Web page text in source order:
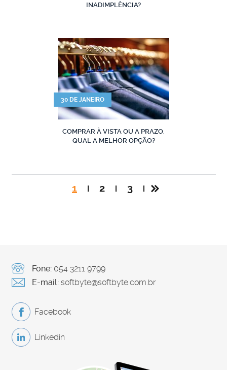
INADIMPLÊNCIA?
30 DE JANEIRO
COMPRAR À VISTA OU A PRAZO.
QUAL A MELHOR OPÇÃO?
1 2 3
Fone:054 3211 9799
E-mail: softbyte@softbyte.com.br
Facebook
Linkedin